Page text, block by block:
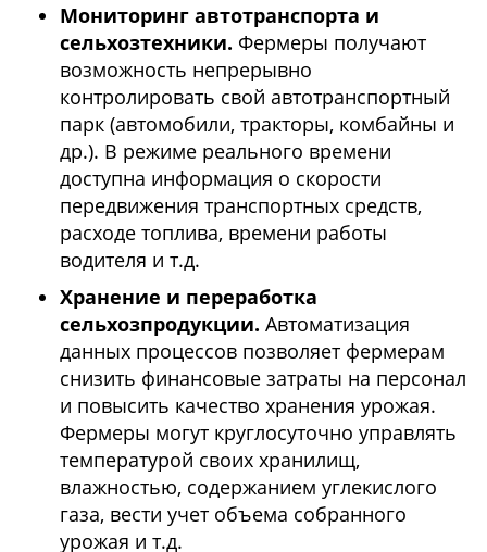
Мониторинг автотранспорта и
сельхозтехники. Фермеры получают
возможность непрерывно
контролировать свой автотранспортный
парк (автомобили, тракторы, комбайны и
др.). В режиме реального времени
доступна информация о скорости
передвижения транспортных средств,
расходе топлива, времени работы
водителя и т.д.
Хранение и переработка
сельхозпродукции. Автоматизация
данных процессов позволяет фермерам
снизить финансовые затраты на персонал
и повысить качество хранения урожая.
Фермеры могут круглосуточно управлять
температурой своих хранилищ,
влажностью, содержанием углекислого
газа, вести учет объема собранного
урожая и т.д.